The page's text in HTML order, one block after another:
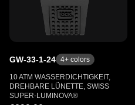
GW-33-1-24 4+ colors
10 ATM WASSERDICHTIGKEIT,
DREHBARE LÜNETTE, SWISS
SUPER-LUMINOVA®